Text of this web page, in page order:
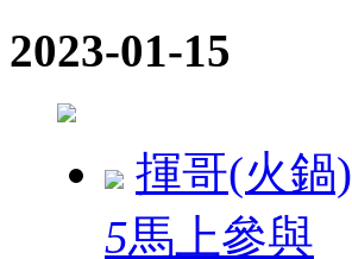
2023-01-15
揮哥(火鍋)
5馬上參與